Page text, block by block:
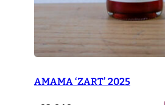
AMAMA ‘ZART’ 2025